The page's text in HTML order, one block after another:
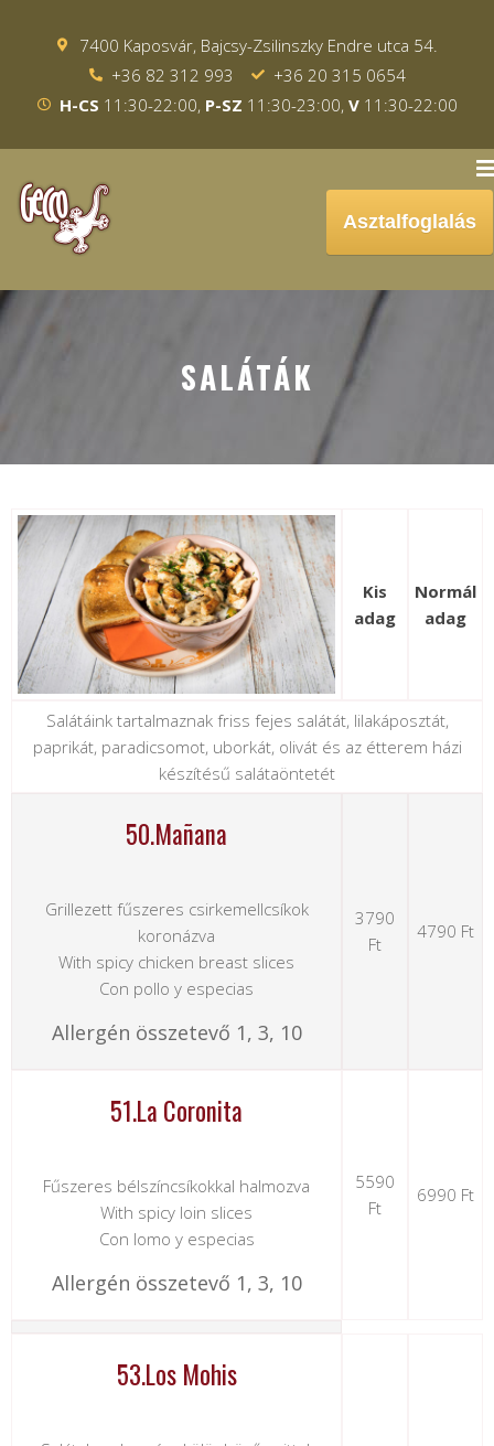
7400 Kaposvár, Bajcsy-Zsilinszky Endre utca 54.
+36 82 312 993
+36 20 315 0654
H-CS 11:30-22:00, P-SZ 11:30-23:00, V11:30-22:00
Asztalfoglalás
SALÁTÁK
Kis
adag
Normál
adag
Salátáink tartalmaznak friss fejes salátát, lilakáposztát,
paprikát, paradicsomot, uborkát, olivát és az étterem házi
készítésű salátaöntetét
50.Mañana
Grillezett fűszeres csirkemellcsíkok
koronázva
With spicy chicken breast slices
Con pollo y especias
Allergén összetevő 1, 3, 10
3790
Ft
4790 Ft
51.La Coronita
Fűszeres bélszíncsíkokkal halmozva
With spicy loin slices
Con lomo y especias
Allergén összetevő 1, 3, 10
5590
Ft
6990 Ft
53.Los Mohis